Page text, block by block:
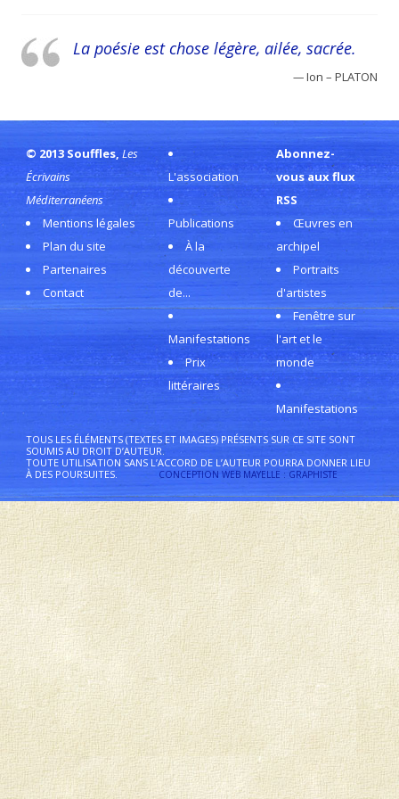
La poésie est chose légère, ailée, sacrée.
—Ion – PLATON
© 2013 Souffles, Les
Écrivains
Méditerranéens
Mentions légales
Plan du site
Partenaires
Contact
L'association
Publications
À la
découverte
de...
Manifestations
Prix
littéraires
Abonnez-
vous aux flux
RSS
Œuvres en
archipel
Portraits
d'artistes
Fenêtre sur
l'art et le
monde
Manifestations
CONCEPTION WEB MAYELLE : GRAPHISTE
TOUS LES ÉLÉMENTS (TEXTES ET IMAGES) PRÉSENTS SUR CE SITE SONT
SOUMIS AU DROIT D’AUTEUR.
TOUTE UTILISATION SANS L’ACCORD DE L’AUTEUR POURRA DONNER LIEU
À DES POURSUITES.